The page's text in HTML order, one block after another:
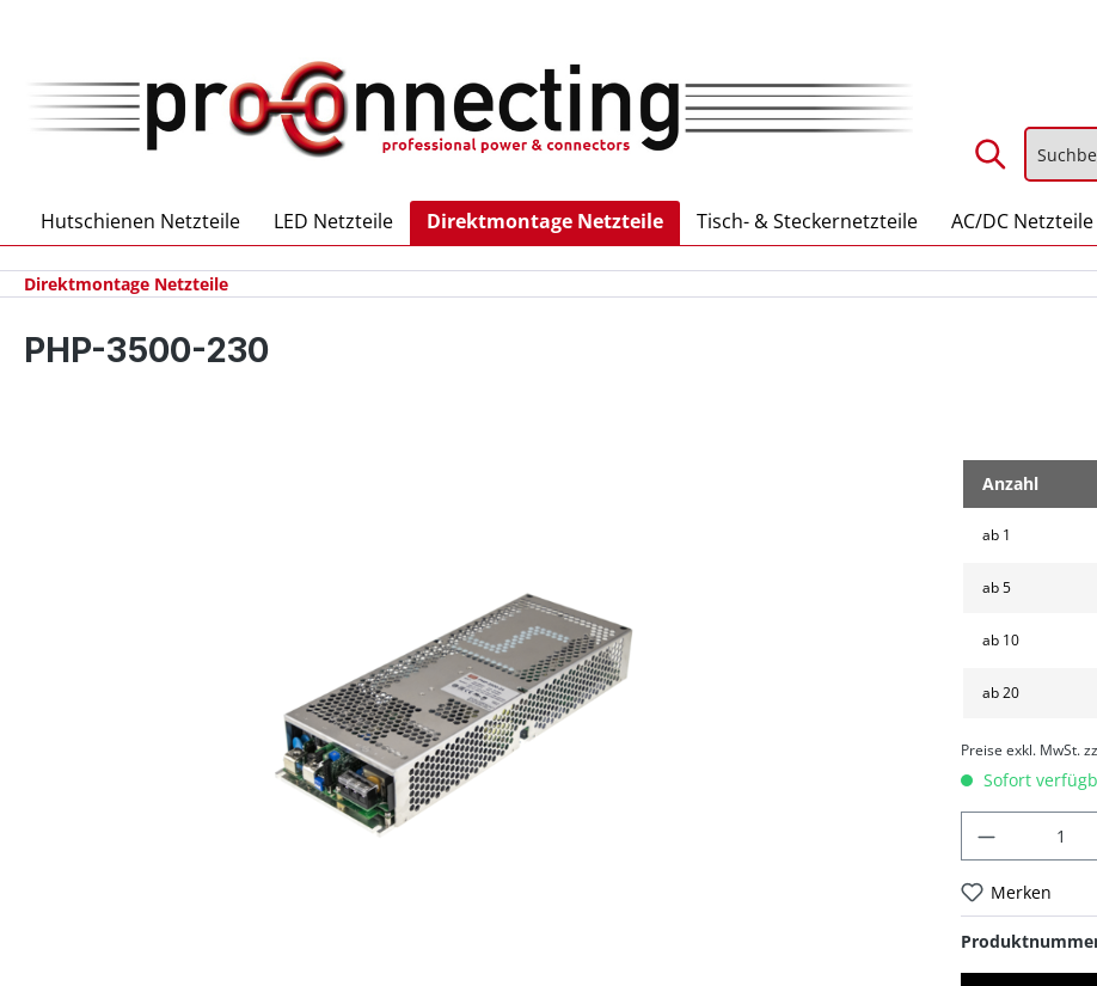
Hutschienen Netzteile LED Netzteile Direktmontage Netzteile Tisch- & Steckernetzteile AC/DC Netzteile
Direktmontage Netzteile
PHP-3500-230
Anzahl
ab 1
ab5
ab 10
ab20
Preise exkl. MwSt.
Sofort
Merken